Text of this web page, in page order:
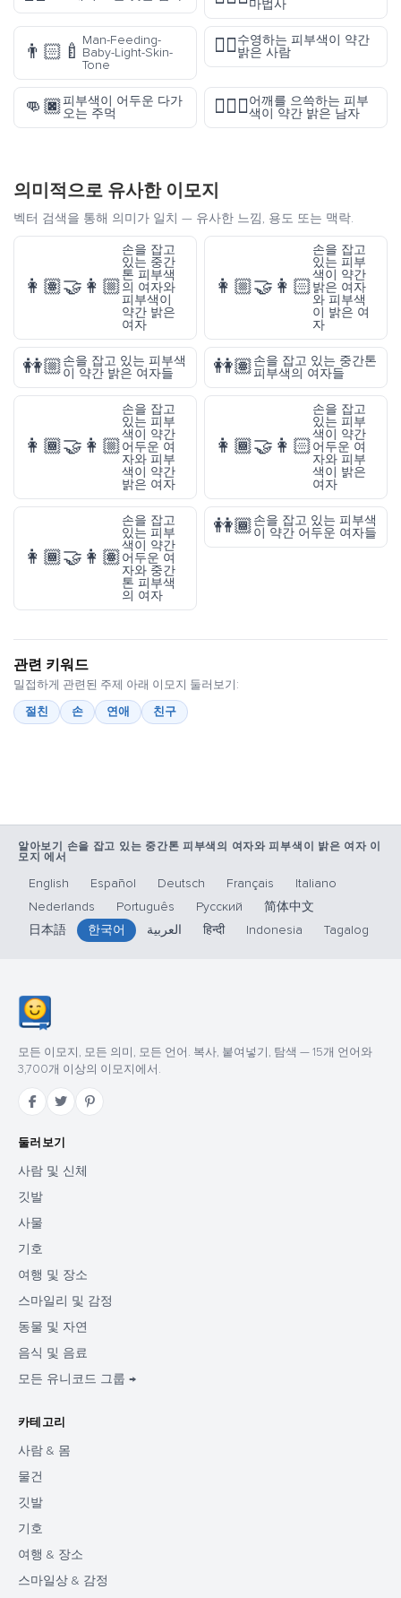
마법사
👨🏻‍🍼
Man-Feeding-
Baby-Light-Skin-
Tone
🏊🏼수영하는 피부색이 약간
밝은 사람
👊🏿피부색이 어두운 다가
오는 주먹
🤷🏼‍♂️어깨를 으쓱하는 피부
색이 약간 밝은 남자
의미적으로 유사한 이모지
벡터 검색을 통해 의미가 일치 — 유사한 느낌, 용도 또는 맥락.
👩🏽‍🤝‍👩🏼
손을 잡고
있는 중간
톤 피부색
의 여자와
피부색이
약간 밝은
여자
👩🏼‍🤝‍👩🏻
손을 잡고
있는 피부
색이 약간
밝은 여자
와 피부색
이 밝은 여
자
👭🏼손을 잡고 있는 피부색
이 약간 밝은 여자들
👭🏽손을 잡고 있는 중간톤
피부색의 여자들
👩🏾‍🤝‍👩🏼
손을 잡고
있는 피부
색이 약간
어두운 여
자와 피부
색이 약간
밝은 여자
👩🏾‍🤝‍👩🏻
손을 잡고
있는 피부
색이 약간
어두운 여
자와 피부
색이 밝은
여자
👩🏾‍🤝‍👩🏽
손을 잡고
있는 피부
색이 약간
어두운 여
자와 중간
톤 피부색
의 여자
👭🏾손을 잡고 있는 피부색
이 약간 어두운 여자들
관련 키워드
밀접하게 관련된 주제 아래 이모지 둘러보기:
절친
손 연애 친구
알아보기 손을 잡고 있는 중간톤 피부색의 여자와 피부색이 밝은 여자 이
모지 에서
English Español Deutsch Français
Italiano
Nederlands
Português Русский
简体中文
日本語
한국어 العربية हिन्दी Indonesia Tagalog
모든 이모지, 모든 의미, 모든 언어. 복사, 붙여넣기, 탐색 — 15개 언어와
3,700개 이상의 이모지에서.
둘러보기
사람 및 신체
깃발
사물
기호
여행 및 장소
스마일리 및 감정
동물 및 자연
음식 및 음료
모든 유니코드 그룹 →
카테고리
사람 & 몸
물건
깃발
기호
여행 & 장소
스마일상 & 감정